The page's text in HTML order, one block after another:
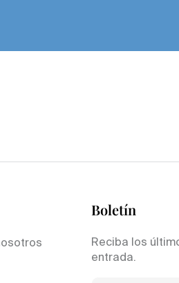
Boletín
Reciba los
entrada.